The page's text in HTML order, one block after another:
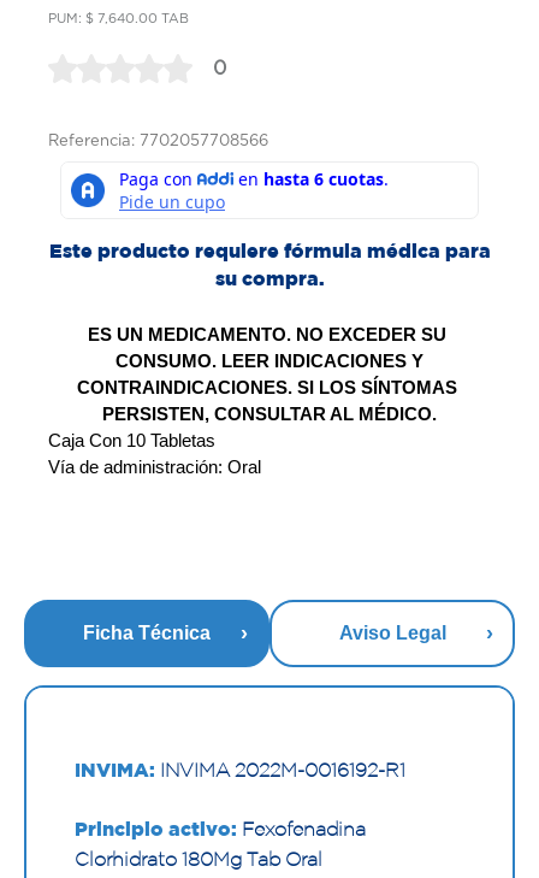
PUM: $ 7,640.00 TAB
0
Referencia: 7702057708566
Este producto requiere fórmula médica para
su compra.
ES UN MEDICAMENTO. NO EXCEDER SU
CONSUMO. LEER INDICACIONES Y
CONTRAINDICACIONES. SI LOS SÍNTOMAS
PERSISTEN, CONSULTAR AL MÉDICO.
Caja Con 10 Tabletas
Vía de administración: Oral
Ficha Técnica Aviso Legal
INVIMA: INVIMA 2022M-0016192-R1
Principio activo: Fexofenadina
Clorhidrato 180Mg Tab Oral